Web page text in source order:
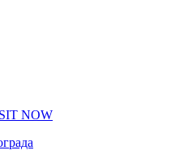
NOW